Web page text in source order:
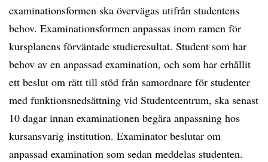
examinationsformen ska övervägas utifrån studentens
behov. Examinationsformen anpassas inom ramen för
kursplanens förväntade studieresultat. Student som har
behov av en anpassad examination, och som har erhållit
ett beslut om rätt till stöd från samordnare för studenter
med funktionsnedsättning vid Studentcentrum, ska senast
10 dagar innan examinationen begära anpassning hos
kursansvarig institution. Examinator beslutar om
anpassad examination som sedan meddelas studenten.